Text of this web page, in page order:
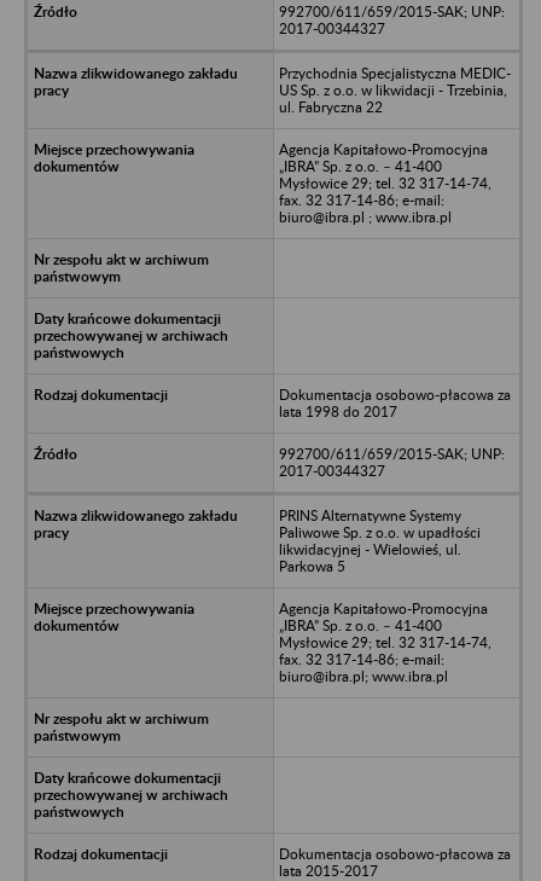
992700/611/659/2015-SAK; UNP:
2017-00344327
Przychodnia Specjalistyczna MEDIC-
US Sp. z o.o. w likwidacji - Trzebinia,
ul. Fabryczna 22
Agencja Kapitałowo-Promocyjna
„IBRA” Sp. z o.o. – 41-400
Mysłowice 29; tel. 32 317-14-74,
fax. 32 317-14-86; e-mail:
biuro@ibra.pl ; www.ibra.pl
Dokumentacja osobowo-płacowa za
lata 1998 do 2017
992700/611/659/2015-SAK; UNP:
2017-00344327
PRINS Alternatywne Systemy
Paliwowe Sp. z o.o. w upadłości
likwidacyjnej - Wielowieś, ul.
Parkowa 5
Agencja Kapitałowo-Promocyjna
„IBRA” Sp. z o.o. – 41-400
Mysłowice 29; tel. 32 317-14-74,
fax. 32 317-14-86; e-mail:
biuro@ibra.pl; www.ibra.pl
Dokumentacja osobowo-płacowa za
lata 2015-2017